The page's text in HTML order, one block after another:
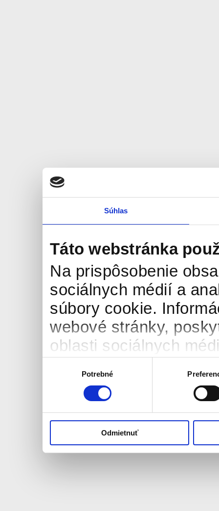
Súhlas
Táto webstránka
Na prispôsobenie
sociálnych médií a
súbory cookie.
webové stránky,
oblasti sociálnych
ktoré ste im poskytli
používali ich služby.
Potrebné
Odmietnuť